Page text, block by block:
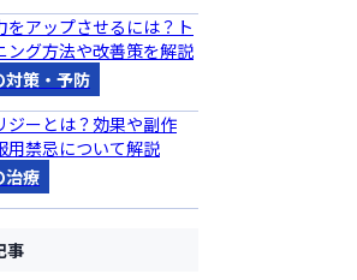
をアップさせるには？ト
ング方法や改善策を解説
対策・予防
ジーとは？効果や副作
用禁忌について解説
治療
事